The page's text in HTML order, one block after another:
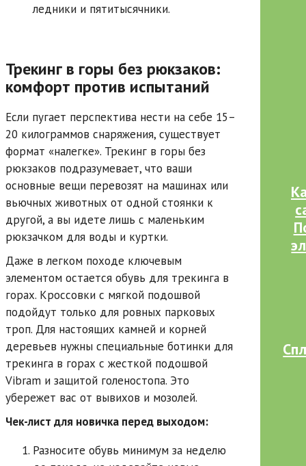
ледники и пятитысячники.
Трекинг в горы без рюкзаков:
комфорт против испытаний
Если пугает перспектива нести на себе 15–
20 килограммов снаряжения, существует
формат «налегке». Трекинг в горы без
рюкзаков подразумевает, что ваши
основные вещи перевозят на машинах или
вьючных животных от одной стоянки к
другой, а вы идете лишь с маленьким
рюкзачком для воды и куртки.
Даже в легком походе ключевым
элементом остается обувь для трекинга в
горах. Кроссовки с мягкой подошвой
подойдут только для ровных парковых
троп. Для настоящих камней и корней
деревьев нужны специальные ботинки для
трекинга в горах с жесткой подошвой
Vibram и защитой голеностопа. Это
убережет вас от вывихов и мозолей.
Чек-лист для новичка перед выходом:
Разносите обувь минимум за неделю